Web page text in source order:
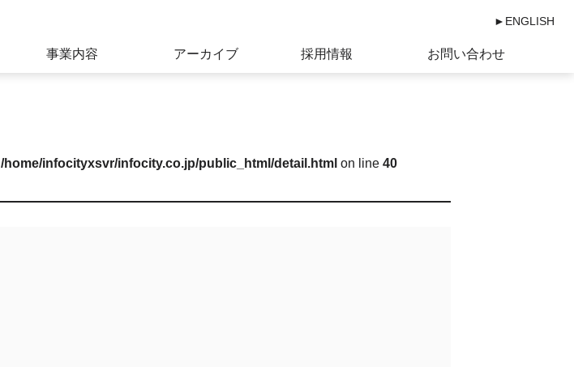
►ENGLISH
事業内容 アーカイブ 採用情報 お問い合わせ
/home/infocityxsvr/infocity.co.jp/public_html/detail.html on line 40